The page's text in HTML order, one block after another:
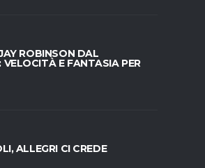
ROBINSON DAL
E FANTASIA PER
ALLEGRI CI CREDE